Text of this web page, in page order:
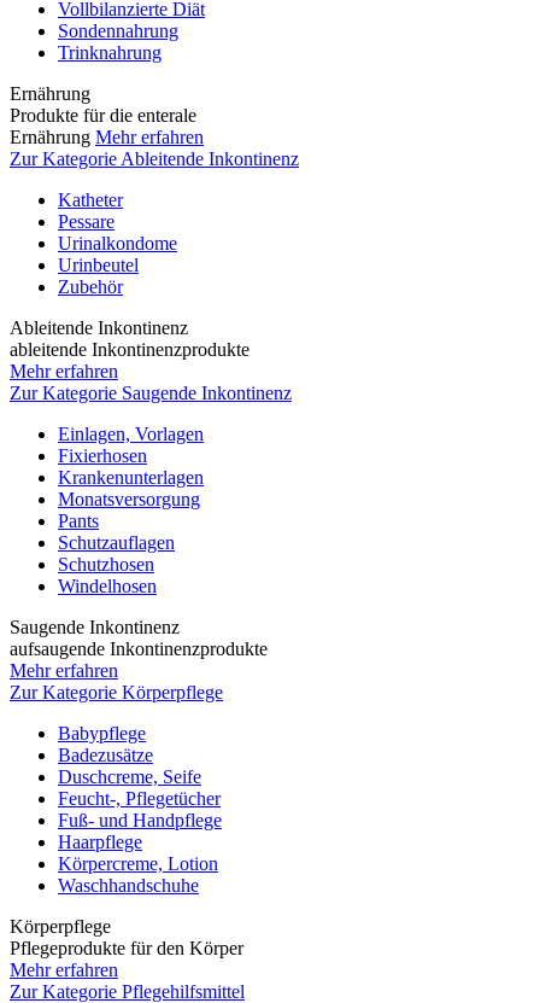
Vollbilanzierte Diät
Sondennahrung
Trinknahrung
Ernährung
Produkte für die enterale
Ernährung Mehr erfahren
Zur Kategorie Ableitende Inkontinenz
Katheter
Pessare
Urinalkondome
Urinbeutel
Zubehör
Ableitende Inkontinenz
ableitende Inkontinenzprodukte
Mehr erfahren
Zur Kategorie Saugende Inkontinenz
Einlagen, Vorlagen
Fixierhosen
Krankenunterlagen
Monatsversorgung
Pants
Schutzauflagen
Schutzhosen
Windelhosen
Saugende Inkontinenz
aufsaugende Inkontinenzprodukte
Mehr erfahren
Zur Kategorie Körperpflege
Babypflege
Badezusätze
Duschcreme, Seife
Feucht-, Pflegetücher
Fuß- und Handpflege
Haarpflege
Körpercreme, Lotion
Waschhandschuhe
Körperpflege
Pflegeprodukte für den Körper
Mehr erfahren
Zur Kategorie Pflegehilfsmittel